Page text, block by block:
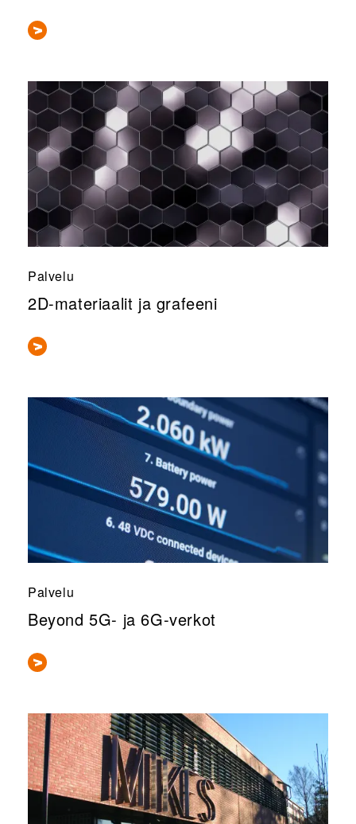
Palvelu
2D-materiaalit ja grafeeni
Palvelu
Beyond 5G- ja 6G-verkot